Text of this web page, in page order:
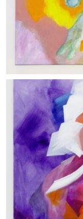
14/08/2023_
artist and